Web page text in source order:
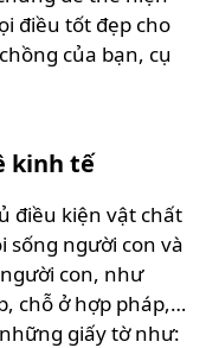
điều tốt đẹp cho
của bạn, cụ
kinh tế
điều kiện vật chất
sống người con và
con, như
chỗ ở hợp pháp,…
giấy tờ như: